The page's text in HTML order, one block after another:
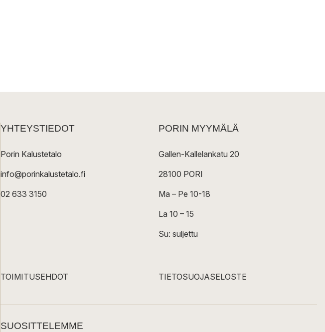
YHTEYSTIEDOT
Porin Kalustetalo
info@porinkalustetalo.fi
02 633 3150
PORIN MYYMÄLÄ
Gallen-Kallelankatu 20
28100 PORI
Ma – Pe 10-18
La 10 – 15
Su: suljettu
TOIMITUSEHDOT TIETOSUOJASELOSTE
SUOSITTELEMME